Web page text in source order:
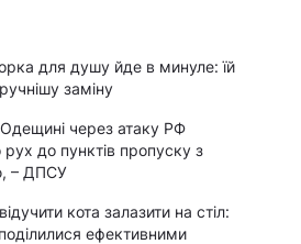
для душу йде в минуле: їй
заміну
через атаку РФ
до пунктів пропуску з
– ДПСУ
кота залазити на стіл:
ефективними